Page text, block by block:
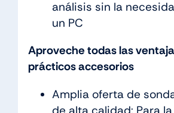
análisis sin la
un PC
Aproveche todas las
prácticos accesorios
Amplia oferta de